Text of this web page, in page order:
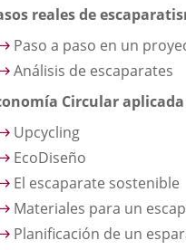
reales de
Paso a paso en un
Análisis de escaparates
Circular
Upcycling
EcoDiseño
El escaparate sostenible
Materiales para un
Planificación de un